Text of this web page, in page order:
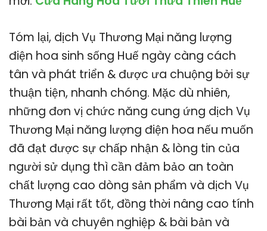
Tóm lại, dịch Vụ Thương Mại năng lượng
điện hoa sinh sống Huế ngày càng cách
tân và phát triển & được ưa chuộng bởi sự
thuận tiện, nhanh chóng. Mặc dù nhiên,
những đơn vị chức năng cung ứng dịch Vụ
Thương Mại năng lượng điện hoa nếu muốn
đã đạt được sự chấp nhận & lòng tin của
người sử dụng thì cần đảm bảo an toàn
chất lượng cao dòng sản phẩm và dịch Vụ
Thương Mại rất tốt, đồng thời nâng cao tính
bài bản và chuyên nghiệp & bài bản và